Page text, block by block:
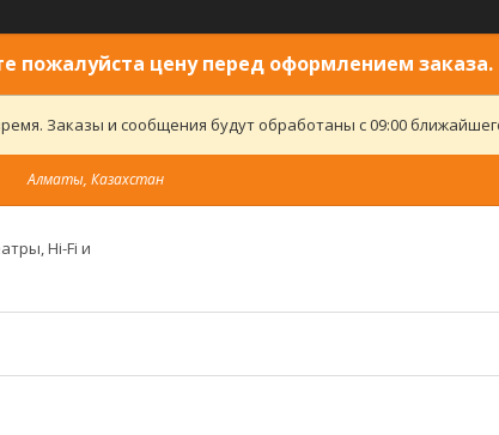
пожалуйста цену перед оформлением заказа.
Заказы и сообщения будут обработаны с 09:00
Алматы, Казахстан
Hi-Fi и